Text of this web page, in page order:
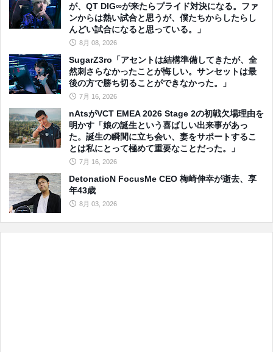
が、QT DIG∞が来たらプライド対決になる。ファ
ンからは熱い試合と思うが、僕たちからしたらし
んどい試合になると思っている。」
8月 08, 2026
SugarZ3ro「アセントは結構準備してきたが、全
然刺さらなかったことが悔しい。サンセットは最
後の方で勝ち切ることができなかった。」
7月 16, 2026
nAtsがVCT EMEA 2026 Stage 2の初戦欠場理由を
明かす「娘の誕生という喜ばしい出来事があっ
た。誕生の瞬間に立ち会い、妻をサポートするこ
とは私にとって極めて重要なことだった。」
7月 16, 2026
DetonatioN FocusMe CEO 梅崎伸幸が逝去、享
年43歳
8月 03, 2026